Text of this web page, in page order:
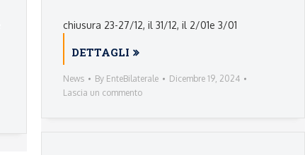
chiusura 23-27/12, il 31/12, il 2/01e 3/01
DETTAGLI
News By EnteBilaterale
Dicembre 19, 2024
Lascia un commento